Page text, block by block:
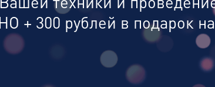
+ 300 рублей в подарок на